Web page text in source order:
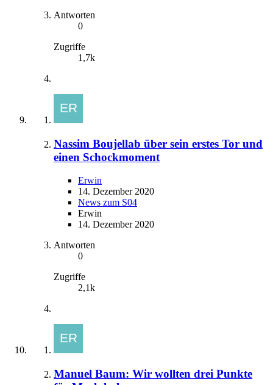
Antworten
0
Zugriffe
1,7k
Nassim Boujellab über sein erstes Tor und
einen Schockmoment
Erwin
14. Dezember 2020
News zum S04
Erwin
14. Dezember 2020
Antworten
0
Zugriffe
2,1k
Manuel Baum: Wir wollten drei Punkte